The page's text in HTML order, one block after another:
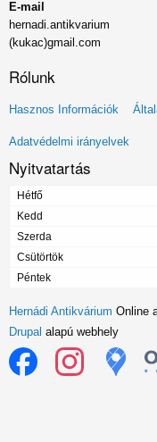
E-mail
hernadi.antikvarium
(kukac)gmail.com
Rólunk
Lábléc
menü
Hasznos Információk
Adatvédelmi irányelvek
Nyitvatartás
Hétfő
Kedd
Szerda
Csütörtök
Péntek
Hernádi Antikvárium Online
Drupal alapú webhely